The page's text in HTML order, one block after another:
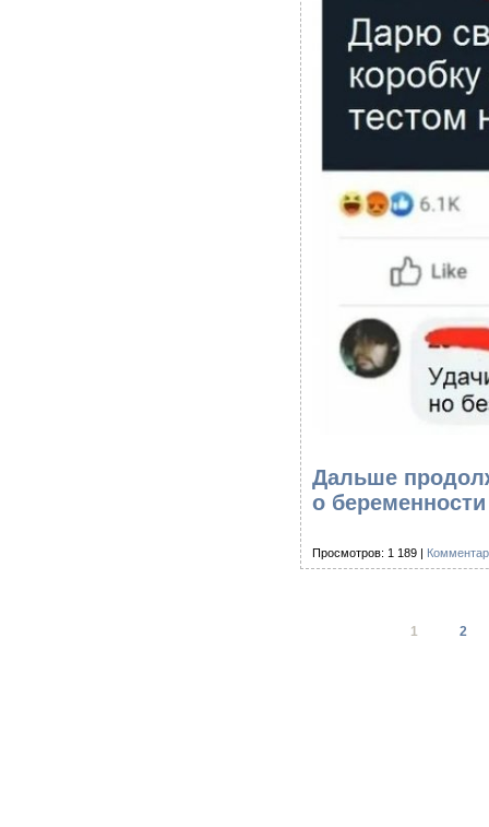
Дальше
о
Просмотров: 1 189 |
1 2